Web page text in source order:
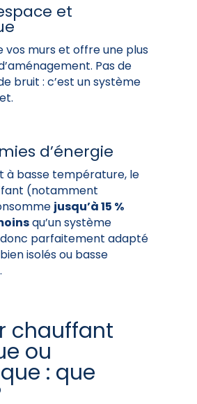
et
vos murs et offre une plus
Pas de
bruit : c’est un système
d’énergie
à basse température, le
(notamment
jusqu’à 15 %
qu’un système
donc parfaitement adapté
isolés ou basse
chauffant
ou
: que